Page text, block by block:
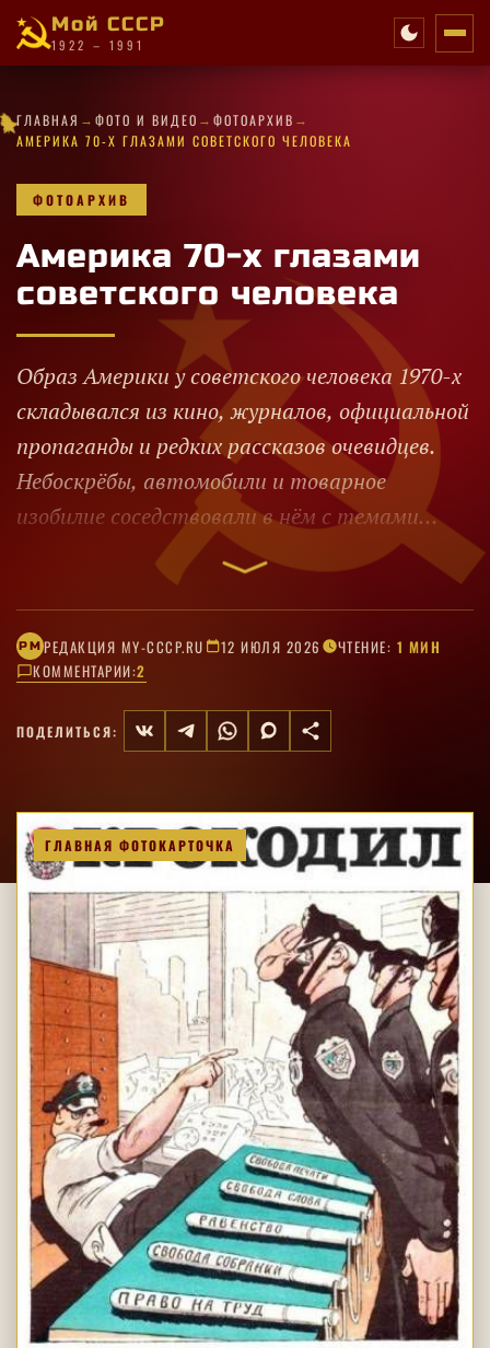
Мой СССР
1922 – 1991
✦
·★
★
✦
★
★
★
✧
✧
★
★
✦
✧★
✧
★
✧
·✦
★
★
★
·★
✧
✦
✧ ГЛАВНАЯ → ФОТО И ВИДЕО → ФОТОАРХИВ →
АМЕРИКА 70-Х ГЛАЗАМИ СОВЕТСКОГО ЧЕЛОВЕКА
ФОТОАРХИВ
Америка 70-х глазами
советского человека
Образ Америки у советского человека 1970-х
складывался из кино, журналов, официальной
пропаганды и редких рассказов очевидцев.
Небоскрёбы, автомобили и товарное
изобилие соседствовали в нём с темами
безработицы, расовой дискриминации и
военной угрозы.
РM РЕДАКЦИЯ MY-CCCP.RU 12 ИЮЛЯ 2026 ЧТЕНИЕ: 1 МИН
КОММЕНТАРИИ:2
ПОДЕЛИТЬСЯ:
ГЛАВНАЯ ФОТОКАРТОЧКА